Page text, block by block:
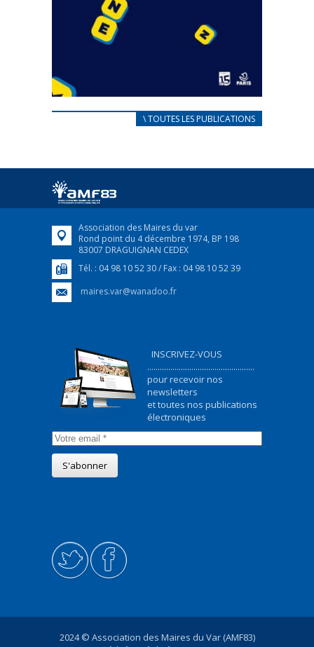
CARNET D’ACCUEIL
Afin d’accompagner au mieux les réfugiés
FEUILLETER
\ TOUTES LES PUBLICATIONS
Association des Maires du var
Rond point du 4 décembre 1974, BP 198
83007 DRAGUIGNAN CEDEX
Tél. : 04 98 10 52 30 / Fax : 04 98 10 52 39
maires.var@wanadoo.fr
INSCRIVEZ-VOUS
...................................................
pour recevoir nos
newsletters
et toutes nos publications
électroniques
2024 © Association des Maires du Var (AMF83)